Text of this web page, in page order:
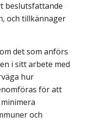
beslutsfattande
och tillkännager
det som anförs
i sitt arbete med
hur
för att
och